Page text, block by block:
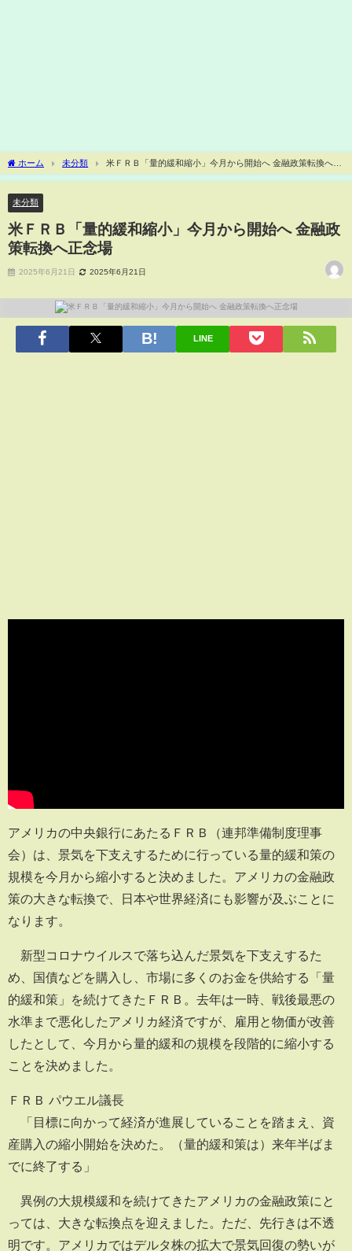
ホーム 未分類
米ＦＲＢ「量的緩和縮小」今月から開始へ 金融政策転換へ正
念場
未分類
米ＦＲＢ「量的緩和縮小」今月から開始へ 金融政
策転換へ正念場
2025年6月21日 2025年6月21日
LINE
アメリカの中央銀行にあたるＦＲＢ（連邦準備制度理事
会）は、景気を下支えするために行っている量的緩和策の
規模を今月から縮小すると決めました。アメリカの金融政
策の大きな転換で、日本や世界経済にも影響が及ぶことに
なります。
新型コロナウイルスで落ち込んだ景気を下支えするた
め、国債などを購入し、市場に多くのお金を供給する「量
的緩和策」を続けてきたＦＲＢ。去年は一時、戦後最悪の
水準まで悪化したアメリカ経済ですが、雇用と物価が改善
したとして、今月から量的緩和の規模を段階的に縮小する
ことを決めました。
ＦＲＢ パウエル議長
「目標に向かって経済が進展していることを踏まえ、資
産購入の縮小開始を決めた。（量的緩和策は）来年半ばま
でに終了する」
異例の大規模緩和を続けてきたアメリカの金融政策にと
っては、大きな転換点を迎えました。ただ、先行きは不透
明です。アメリカではデルタ株の拡大で景気回復の勢いが